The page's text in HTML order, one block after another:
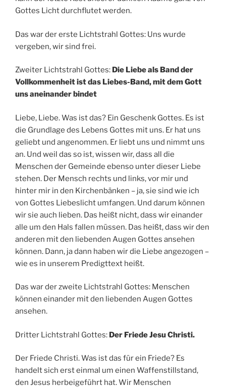
Gottes Licht durchflutet werden.
Das war der erste Lichtstrahl Gottes: Uns wurde
vergeben, wir sind frei.
Zweiter Lichtstrahl Gottes: Die Liebe als Band der
Vollkommenheit ist das Liebes-Band, mit dem Gott
uns aneinander bindet
Liebe, Liebe. Was ist das? Ein Geschenk Gottes. Es ist
die Grundlage des Lebens Gottes mit uns. Er hat uns
geliebt und angenommen. Er liebt uns und nimmt uns
an. Und weil das so ist, wissen wir, dass all die
Menschen der Gemeinde ebenso unter dieser Liebe
stehen. Der Mensch rechts und links, vor mir und
hinter mir in den Kirchenbänken – ja, sie sind wie ich
von Gottes Liebeslicht umfangen. Und darum können
wir sie auch lieben. Das heißt nicht, dass wir einander
alle um den Hals fallen müssen. Das heißt, dass wir den
anderen mit den liebenden Augen Gottes ansehen
können. Dann, ja dann haben wir die Liebe angezogen –
wie es in unserem Predigttext heißt.
Das war der zweite Lichtstrahl Gottes: Menschen
können einander mit den liebenden Augen Gottes
ansehen.
Dritter Lichtstrahl Gottes: Der Friede Jesu Christi.
Der Friede Christi. Was ist das für ein Friede? Es
handelt sich erst einmal um einen Waffenstillstand,
den Jesus herbeigeführt hat. Wir Menschen